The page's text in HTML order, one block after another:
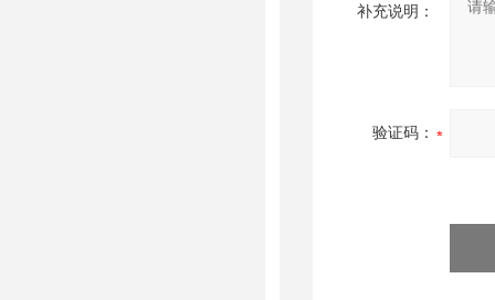
补充说明：
验证码：